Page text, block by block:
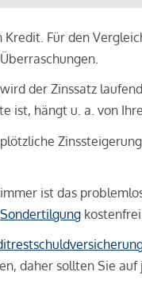
Für den
wird der Zinssatz
ist, hängt u. a. von
ist das
Sondertilgung kostenfrei
daher sollten Sie auf